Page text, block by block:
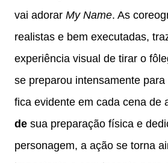
vai adorar My Name. As
realistas e bem executadas,
experiência visual de tirar o
se preparou intensamente
fica evidente em cada cena de
de sua preparação física e
personagem, a ação se torna